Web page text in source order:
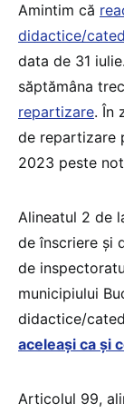
Amintim că
didactice/
data de 31
săptămâna
repartizare. În
de repartizare
2023 peste
Alineatul 2 de
de înscriere şi
de
municipiului
didactice/
aceleaşi ca şi
Articolul 99,